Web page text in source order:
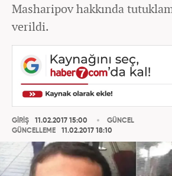
Masharipov hakkında
verildi.
GİRİŞ
11.02.2017 15:00
GÜNCELLEME
11.02.2017 18:10
GÜNCEL